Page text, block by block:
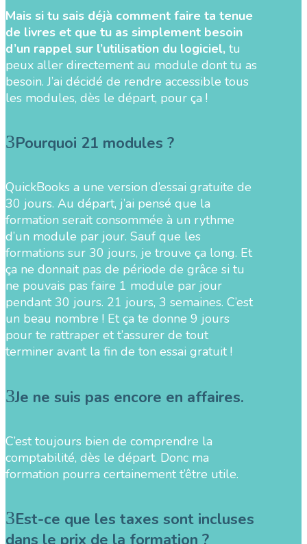
Mais si tu sais déjà comment faire ta tenue
de livres et que tu as simplement besoin
d’un rappel sur l’utilisation du logiciel, tu
peux aller directement au module dont tu as
besoin. J’ai décidé de rendre accessible tous
les modules, dès le départ, pour ça !
Pourquoi 21 modules ?
QuickBooks a une version d’essai gratuite de
30 jours. Au départ, j’ai pensé que la
formation serait consommée à un rythme
d’un module par jour. Sauf que les
formations sur 30 jours, je trouve ça long. Et
ça ne donnait pas de période de grâce si tu
ne pouvais pas faire 1 module par jour
pendant 30 jours. 21 jours, 3 semaines. C’est
un beau nombre ! Et ça te donne 9 jours
pour te rattraper et t’assurer de tout
terminer avant la fin de ton essai gratuit !
Je ne suis pas encore en affaires.
C’est toujours bien de comprendre la
comptabilité, dès le départ. Donc ma
formation pourra certainement t’être utile.
Est-ce que les taxes sont incluses